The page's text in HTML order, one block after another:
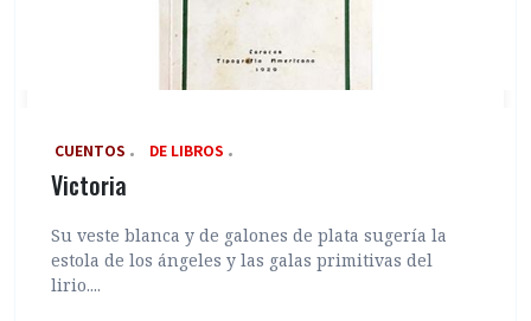
‎ CUENTOS DE LIBROS
Victoria
Su veste blanca y de galones de plata sugería la
estola de los ángeles y las galas primitivas del
lirio....